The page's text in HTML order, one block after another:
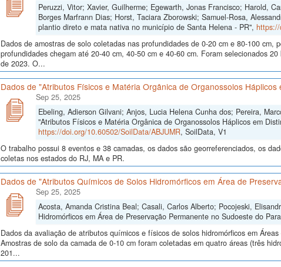
Peruzzi, Vitor; Xavier, Guilherme; Egewarth, Jonas Francisco; Harold,
Borges Marfrann Dias; Horst, Taciara Zborowski; Samuel-Rosa,
plantio direto e mata nativa no município de Santa Helena - PR",
Dados de amostras de solo coletadas nas profundidades de 0-20 cm e 80-100 cm,
profundidades chegam até 20-40 cm, 40-50 cm e 40-60 cm. Foram selecionados
de 2023. O...
Dados de "Atributos Físicos e Matéria Orgânica de Organossolos
Sep 25, 2025
Ebeling, Adierson Gilvani; Anjos, Lucia Helena Cunha dos; Pereira,
"Atributos Físicos e Matéria Orgânica de Organossolos Háplicos em
https://doi.org/10.60502/SoilData/ABJUMR, SoilData, V1
O trabalho possui 8 eventos e 38 camadas, os dados são georreferenciados, os
coletas nos estados do RJ, MA e PR.
Dados de "Atributos Químicos de Solos Hidromórficos em Área de
Sep 25, 2025
Acosta, Amanda Cristina Beal; Casali, Carlos Alberto; Pocojeski,
Hidromórficos em Área de Preservação Permanente no Sudoeste do
Dados da avaliação de atributos químicos e físicos de solos hidromórficos em
Amostras de solo da camada de 0-10 cm foram coletadas em quatro áreas (três
201...